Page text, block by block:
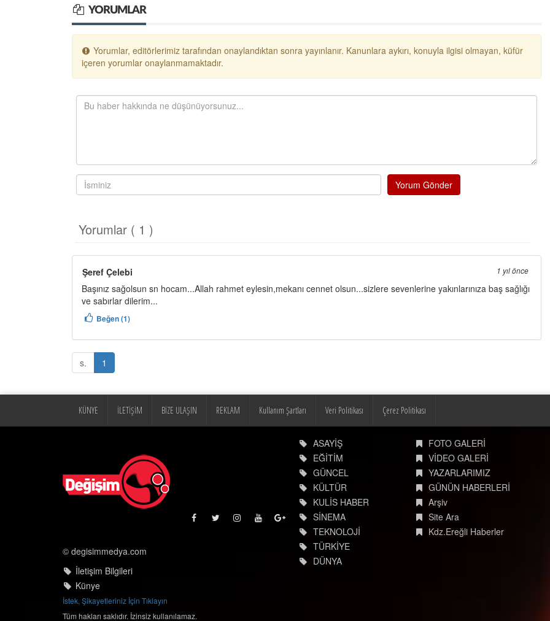
YORUMLAR
Yorumlar, editörlerimiz tarafından onaylandıktan sonra yayınlanır. Kanunlara aykırı, konuyla ilgisi olmayan, küfür
içeren yorumlar onaylanmamaktadır.
Yorum Gönder
Yorumlar ( 1 )
Şeref Çelebi 1 yıl önce
Başınız sağolsun sn hocam...Allah rahmet eylesin,mekanı cennet olsun...sizlere sevenlerine yakınlarınıza baş sağlığı
ve sabırlar dilerim...
Beğen (1)
s. 1
KÜNYE İLETİŞİM BİZE ULAŞIN REKLAM Kullanım Şartları Veri Politikası Çerez Politikası
© degisimmedya.com
İletişim Bilgileri
Künye
İstek, Şikayetleriniz İçin Tıklayın
Tüm hakları saklıdır. İzinsiz kullanılamaz.
ASAYİŞ
EĞİTİM
GÜNCEL
KÜLTÜR
KULİS HABER
SİNEMA
TEKNOLOJİ
TÜRKİYE
DÜNYA
FOTO GALERİ
VİDEO GALERİ
YAZARLARIMIZ
GÜNÜN HABERLERİ
Arşiv
Site Ara
Kdz.Ereğli Haberler